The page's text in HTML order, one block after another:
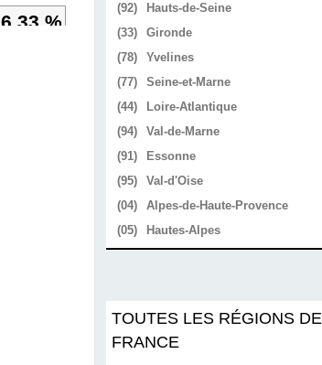
6,33 %
(92)
Hauts-de-Seine
(33)
Gironde
(78)
Yvelines
(77)
Seine-et-Marne
(44)
Loire-Atlantique
(94)
Val-de-Marne
(91)
Essonne
(95)
Val-d'Oise
(04)
Alpes-de-Haute-Provence
(05)
Hautes-Alpes
TOUTES LES RÉGIONS DE
FRANCE